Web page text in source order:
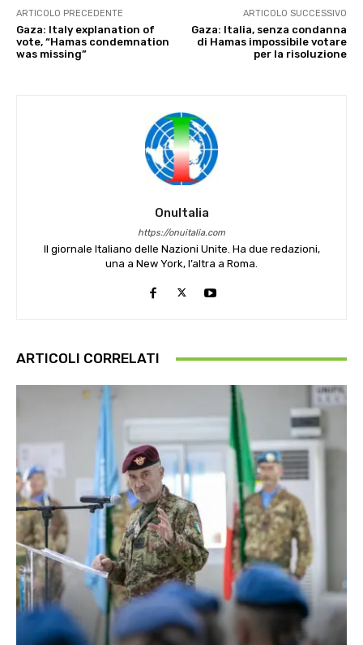
ARTICOLO PRECEDENTE
Gaza: Italy explanation of
vote, “Hamas condemnation
was missing”
ARTICOLO SUCCESSIVO
Gaza: Italia, senza condanna
di Hamas impossibile votare
per la risoluzione
OnuItalia
https://onuitalia.com
Il giornale Italiano delle Nazioni Unite. Ha due redazioni,
una a New York, l’altra a Roma.
ARTICOLI CORRELATI